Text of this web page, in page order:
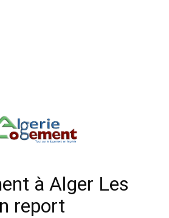
à Alger Les
report